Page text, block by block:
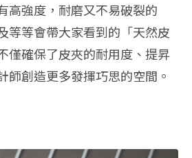
高強度，耐磨又不易破裂的
等等會帶大家看到的「天然皮
僅確保了皮夾的耐用度、提昇
師創造更多發揮巧思的空間。